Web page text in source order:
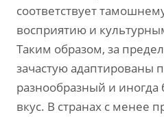
соответствует
восприятию и
Таким образом, за
зачастую адаптированы
разнообразный и иногда
вкус. В странах с менее